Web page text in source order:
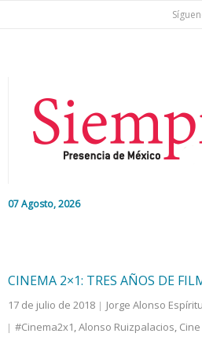
07 Agosto, 2026
Nacional
CINEMA 2×1: TRES AÑOS DE
17 de julio de 2018 Jorge Alonso Espíritu
#Cinema2x1,Alonso Ruizpalacios,